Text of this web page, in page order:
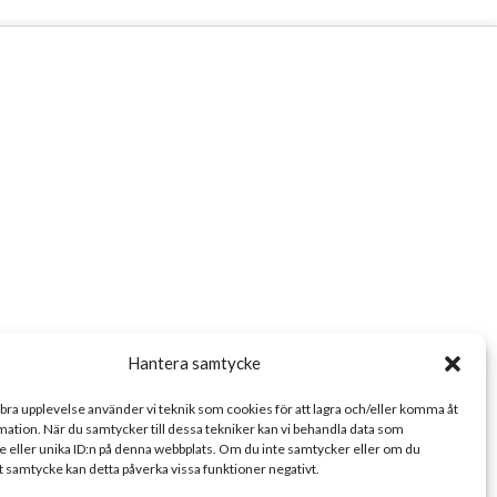
Hantera samtycke
upplevelse använder vi teknik som cookies för att lagra och/eller komma åt
När du samtycker till dessa tekniker kan vi behandla data som
eller unika ID:n på denna webbplats. Om du inte samtycker eller om du
kan detta påverka vissa funktioner negativt.